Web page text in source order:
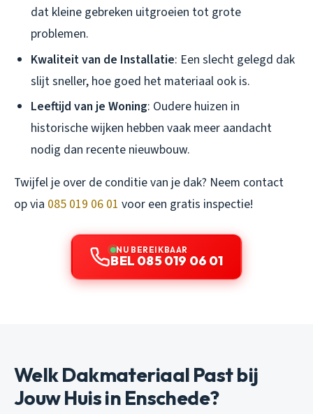
dat kleine gebreken uitgroeien tot grote
problemen.
Kwaliteit van de Installatie: Een slecht gelegd dak
slijt sneller, hoe goed het materiaal ook is.
Leeftijd van je Woning: Oudere huizen in
historische wijken hebben vaak meer aandacht
nodig dan recente nieuwbouw.
Twijfel je over de conditie van je dak? Neem contact
op via 085 019 06 01 voor een gratis inspectie!
NU BEREIKBAAR
BEL 085 019 06 01
Welk Dakmateriaal Past bij
Jouw Huis in Enschede?